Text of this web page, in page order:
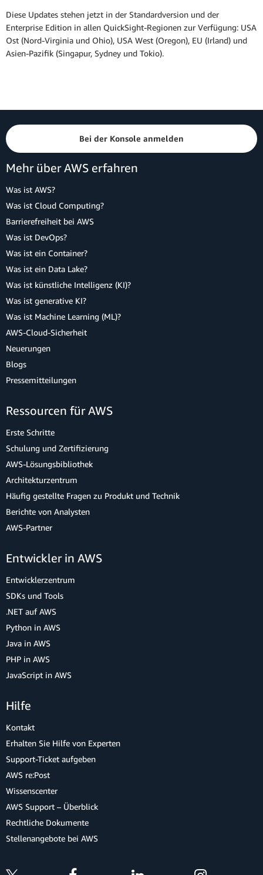
Diese Updates stehen jetzt in der Standardversion und der
Enterprise Edition in allen QuickSight-Regionen zur Verfügung: USA
Ost (Nord-Virginia und Ohio), USA West (Oregon), EU (Irland) und
Asien-Pazifik (Singapur, Sydney und Tokio).
Bei der Konsole anmelden
Mehr über AWS erfahren
Was ist AWS?
Was ist Cloud Computing?
Barrierefreiheit bei AWS
Was ist DevOps?
Was ist ein Container?
Was ist ein Data Lake?
Was ist künstliche Intelligenz (KI)?
Was ist generative KI?
Was ist Machine Learning (ML)?
AWS-Cloud-Sicherheit
Neuerungen
Blogs
Pressemitteilungen
Ressourcen für AWS
Erste Schritte
Schulung und Zertifizierung
AWS-Lösungsbibliothek
Architekturzentrum
Häufig gestellte Fragen zu Produkt und Technik
Berichte von Analysten
AWS-Partner
Entwickler in AWS
Entwicklerzentrum
SDKs und Tools
.NET auf AWS
Python in AWS
Java in AWS
PHP in AWS
JavaScript in AWS
Hilfe
Kontakt
Erhalten Sie Hilfe von Experten
Support-Ticket aufgeben
AWS re:Post
Wissenscenter
AWS Support – Überblick
Rechtliche Dokumente
Stellenangebote bei AWS